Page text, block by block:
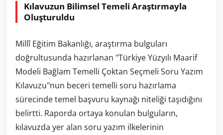
Kılavuzun Bilimsel Temeli Araştırmayla
Oluşturuldu
Millî Eğitim Bakanlığı, araştırma bulguları
doğrultusunda hazırlanan "Türkiye Yüzyılı Maarif
Modeli Bağlam Temelli Çoktan Seçmeli Soru Yazım
Kılavuzu"nun beceri temelli soru hazırlama
sürecinde temel başvuru kaynağı niteliği taşıdığını
belirtti. Raporda ortaya konulan bulguların,
kılavuzda yer alan soru yazım ilkelerinin